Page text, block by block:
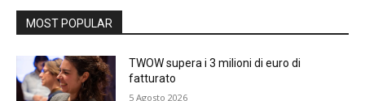
MOST POPULAR
TWOW supera i 3 milioni di euro di
fatturato
5 Agosto 2026